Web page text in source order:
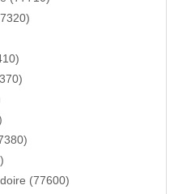
(77600)